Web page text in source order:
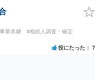
業承継
#相続人調査・確定
役にたった 7